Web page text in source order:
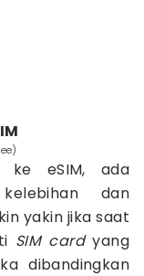
ke eSIM, ada
dan
yakin jika saat
SIM cardyang
dibandingkan